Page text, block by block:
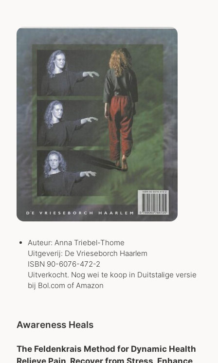
Auteur: Anna Triebel-Thome
Uitgeverij: De Vrieseborch Haarlem
ISBN 90-6076-472-2
Uitverkocht. Nog wei te koop in Duitstalige versie
bij Bol.com of Amazon
Awareness Heals
The Feldenkrais Method for Dynamic Health
Relieve Pain, Recover from Stress, Enhance